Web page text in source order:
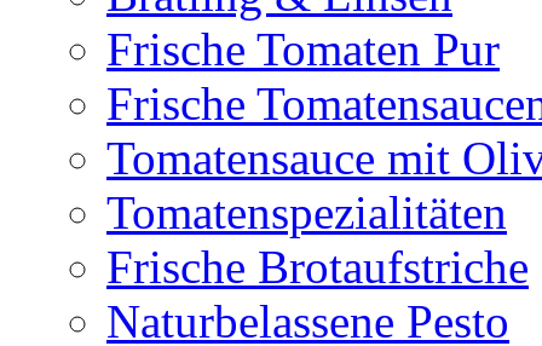
Frische Tomaten Pur
Frische
Tomatensauce mit
Tomatenspezialitäten
Frische Brotaufstriche
Naturbelassene Pesto